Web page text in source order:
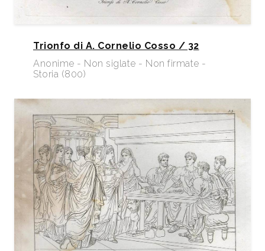
Trionfo di A. Cornelio Cosso / 32
Anonime - Non siglate - Non firmate -
Storia (800)